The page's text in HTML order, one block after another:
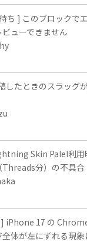
ち ] このブロックで
ューできません
したときのスラッグ
Skin Palel利用
Threads分）の不具合
iPhone 17 の
体が左にずれる現象